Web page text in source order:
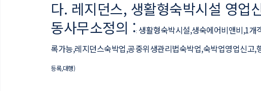
다. 레지던스, 생활형숙박시설 영업
동사무소정의 :: 생활형숙박시설,생숙에어비앤비,1
록가능,레지던스숙박업,공중위생관리법숙박업,숙박업영업신고,
등록,대행)